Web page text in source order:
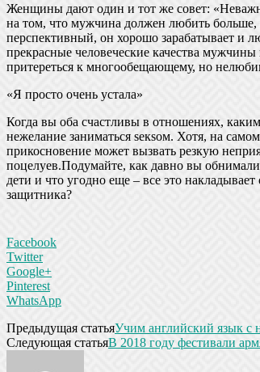
Женщины дают один и тот же совет:
на том, что мужчина должен любить
перспективный, он хорошо зарабатывает и
прекрасные человеческие качества
притереться к многообещающему, но
«Я просто очень устала»
Когда вы оба счастливы в отношениях,
нежелание заниматься sекsом. Хотя, на
прикосновение может вызвать резкую
поцелуев.Подумайте, как давно вы
дети и что угодно еще – все это
защитника?
Facebook
Twitter
Google+
Pinterest
WhatsApp
Предыдущая статьяУчим английский язык с
Следующая статьяВ 2018 году фестивали